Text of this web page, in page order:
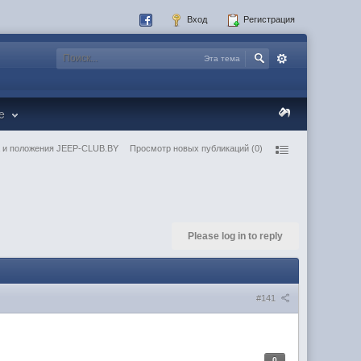
Вход Регистрация
Эта тема
положения JEEP-CLUB.BY Просмотр новых публикаций (0)
Please log in to reply
#141